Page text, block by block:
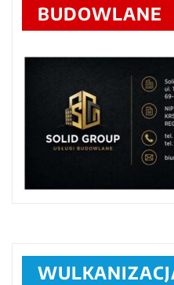
BUDOWLANE